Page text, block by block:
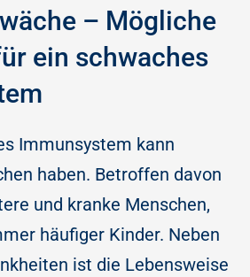
– Mögliche
ein schwaches
Immunsystem kann
haben. Betroffen davon
und kranke Menschen,
häufiger Kinder. Neben
ist die Lebensweise